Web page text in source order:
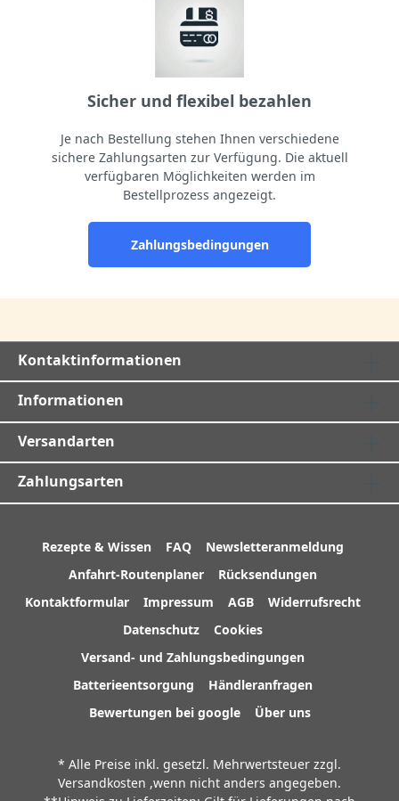
Sicher und flexibel bezahlen
Je nach Bestellung stehen Ihnen verschiedene
sichere Zahlungsarten zur Verfügung. Die aktuell
verfügbaren Möglichkeiten werden im
Bestellprozess angezeigt.
Zahlungsbedingungen
Kontaktinformationen
Informationen
Versandarten
Zahlungsarten
Rezepte & Wissen FAQ
Newsletteranmeldung
Anfahrt-Routenplaner
Rücksendungen
Kontaktformular
Impressum AGB
Widerrufsrecht
Datenschutz
Cookies
Versand- und Zahlungsbedingungen
Batterieentsorgung
Händleranfragen
Bewertungen bei google
Über uns
* Alle Preise inkl. gesetzl. Mehrwertsteuer zzgl.
Versandkosten ,wenn nicht anders angegeben.